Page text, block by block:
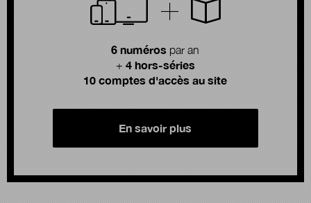
6 numéros par an
+ 4 hors-séries
10 comptes d'accès au site
En savoir plus